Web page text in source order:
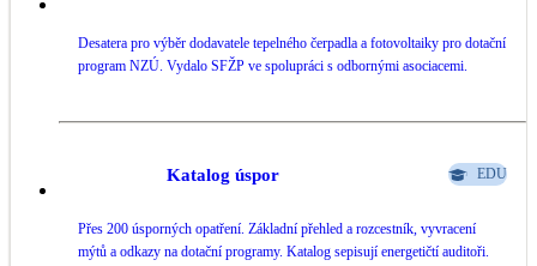
Desatera pro výběr dodavatele tepelného čerpadla a fotovoltaiky pro dotační
program NZÚ. Vydalo SFŽP ve spolupráci s odbornými asociacemi.
Katalog úspor EDU
Přes 200 úsporných opatření. Základní přehled a rozcestník, vyvracení
mýtů a odkazy na dotační programy. Katalog sepisují energetičtí auditoři.